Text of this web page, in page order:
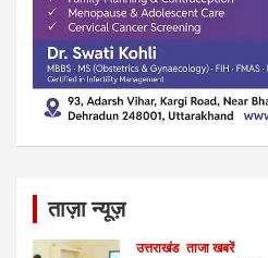
ताज़ा न्यूज़
उत्तराखंड ताजा खबरें